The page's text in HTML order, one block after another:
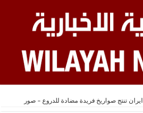
ايران تنتج صواريخ فريدة مضادة للدروع – صور